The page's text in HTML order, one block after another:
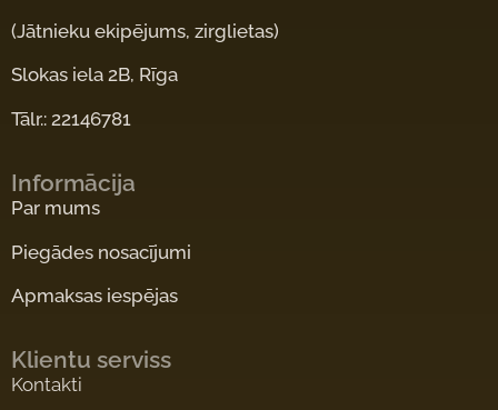
(Jātnieku ekipējums, zirglietas)
Slokas iela 2B, Rīga
Tālr.: 22146781
Informācija
Par mums
Piegādes nosacījumi
Apmaksas iespējas
Klientu serviss
Kontakti